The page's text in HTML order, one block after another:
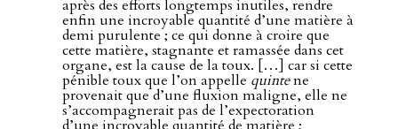
après des efforts longtemps inutiles, rendre
enfin une incroyable quantité d’une matière à
demi purulente ; ce qui donne à croire que
cette matière, stagnante et ramassée dans cet
organe, est la cause de la toux. […] car si cette
pénible toux que l’on appelle quintene
provenait que d’une fluxion maligne, elle ne
s’accompagnerait pas de l’expectoration